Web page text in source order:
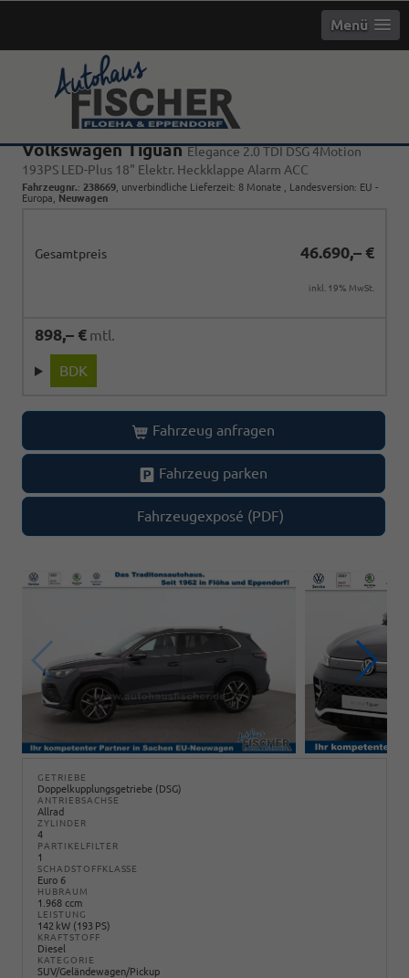
Menü
Volkswagen TiguanElegance 2.0 TDI DSG 4Motion
193PS LED-Plus 18" Elektr. Heckklappe Alarm ACC
Fahrzeugnr.: 238669 , unverbindliche Lieferzeit: 8 Monate , Landesversion: EU -
Europa, Neuwagen
Gesamtpreis 46.690,– €
inkl. 19% MwSt.
898,– € mtl.
BDK
Fahrzeug anfragen
Fahrzeug parken
Fahrzeugexposé (PDF)
GETRIEBE
Doppelkupplungsgetriebe (DSG)
ANTRIEBSACHSE
Allrad
ZYLINDER
4
PARTIKELFILTER
1
SCHADSTOFFKLASSE
Euro 6
HUBRAUM
1.968 ccm
LEISTUNG
142 kW (193 PS)
KRAFTSTOFF
Diesel
KATEGORIE
SUV/Geländewagen/Pickup